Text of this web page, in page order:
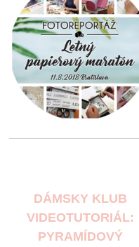
DÁMSKY KLUB
VIDEOTUTORIÁL:
PYRAMÍDOVÝ